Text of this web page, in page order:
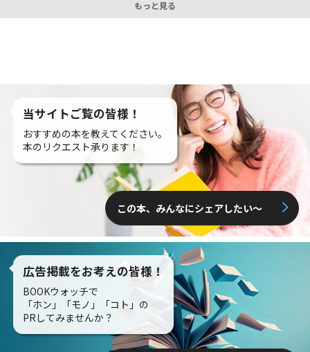
もっと見る
当サイトご覧の皆様！
おすすめの本を教えてください。
本のリクエスト承ります！
この本、みんなにシェアしたい〜
広告掲載をお考えの皆様！
BOOKウォッチで
「ホン」「モノ」「コト」の
PRしてみませんか？